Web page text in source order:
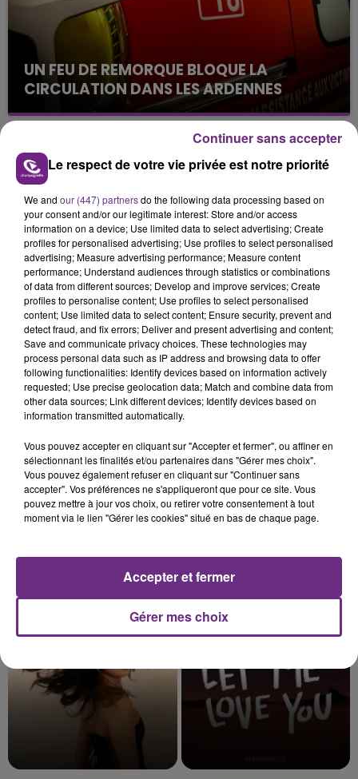
UN FEU DE REMORQUE BLOQUE LA
CIRCULATION DANS LES ARDENNES
Un feu de remorque s'est déclaré ce mercredi en
VENEZ FÊTER CE WEEK-END
L'ANNIVERSAIRE DE WOINIC
Ce samedi 8 août sera un grand jour :
l'anniversaire du plus gros sanglier du monde.
Une fête est donc organisée et vous êtes tous
conviés !
TITRES DIFFUSÉS
10h35
10h35
JEREMY FREROT
10h30
10h30
MARK AMBOR
Belong Together
10h23
10h23
Le respect de votre vie privée est notre priorité
We and our (447) partnersdo the following data processing based on
your consent and/or our legitimate interest: Store and/or access
information on a device; Use limited data to select advertising; Create
profiles for personalised advertising; Use profiles to select personalised
advertising; Measure advertising performance; Measure content
performance; Understand audiences through statistics or combinations
of data from different sources; Develop and improve services; Create
profiles to personalise content; Use profiles to select personalised
content; Use limited data to select content; Ensure security, prevent and
detect fraud, and fix errors; Deliver and present advertising and content;
Save and communicate privacy choices. These technologies may
process personal data such as IP address and browsing data to offer
following functionalities: Identify devices based on information actively
requested; Use precise geolocation data; Match and combine data from
other data sources; Link different devices; Identify devices based on
information transmitted automatically.
Vous pouvez accepter en cliquant sur "Accepter et fermer", ou affiner en
sélectionnant les finalités et/ou partenaires dans "Gérer mes choix".
Vous pouvez également refuser en cliquant sur "Continuer sans
accepter". Vos préférences ne s'appliqueront que pour ce site. Vous
pouvez mettre à jour vos choix, ou retirer votre consentement à tout
moment via le lien "Gérer les cookies" situé en bas de chaque page.
Gérer mes choix
Accepter et fermer
Continuer sans accepter